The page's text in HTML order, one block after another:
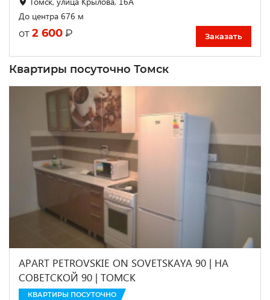
До центра 676 м
от 2 600 ₽ Заказать
Квартиры посуточно Томск
APART PETROVSKIE ON SOVETSKAYA 90 | НА
СОВЕТСКОЙ 90 | ТОМСК
КВАРТИРЫ ПОСУТОЧНО